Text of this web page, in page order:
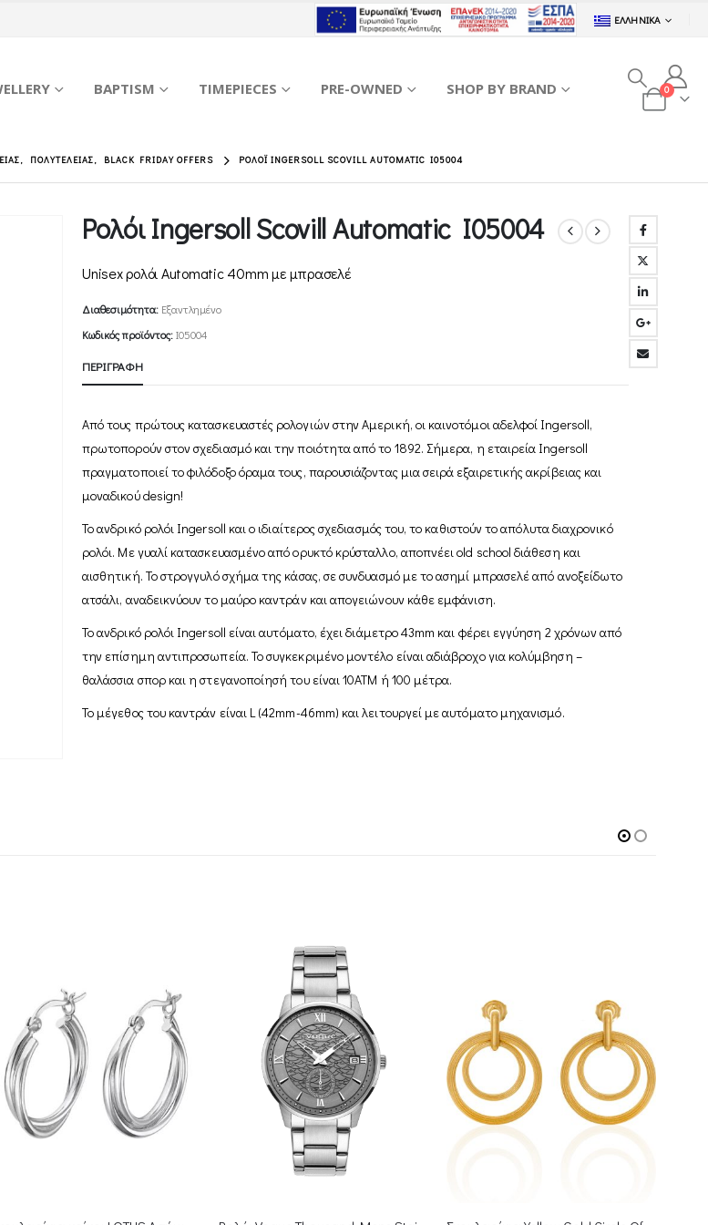
ΕΛΛΗΝΙΚΆ
BAPTISM TIMEPIECES PRE-OWNED SHOP BY BRAND 0
, ΠΟΛΥΤΕΛΕΊΑΣ, BLACK FRIDAY OFFERS ΡΟΛΌΙ INGERSOLL SCOVILL AUTOMATIC I05004
Ρολόι Ingersoll Scovill Automatic I05004
Unisex ρολόι Automatic 40mm με μπρασελέ
Διαθεσιμότητα: Εξαντλημένο
Κωδικός προϊόντος:I05004
ΠΕΡΙΓΡΑΦΉ
Από τους πρώτους κατασκευαστές ρολογιών στην Αμερική, οι καινοτόμοι αδελφοί Ingersoll,
πρωτοπορούν στον σχεδιασμό και την ποιότητα από το 1892. Σήμερα, η εταιρεία Ingersoll
πραγματοποιεί το φιλόδοξο όραμα τους, παρουσιάζοντας μια σειρά εξαιρετικής ακρίβειας και
μοναδικού design!
Το ανδρικό ρολόι Ingersoll και ο ιδιαίτερος σχεδιασμός του, το καθιστούν το απόλυτα διαχρονικό
ρολόι. Με γυαλί κατασκευασμένο από ορυκτό κρύσταλλο, αποπνέει old school διάθεση και
αισθητική. Το στρογγυλό σχήμα της κάσας, σε συνδυασμό με το ασημί μπρασελέ από ανοξείδωτο
ατσάλι, αναδεικνύουν το μαύρο καντράν και απογειώνουν κάθε εμφάνιση.
Το ανδρικό ρολόι Ingersoll είναι αυτόματο, έχει διάμετρο 43mm και φέρει εγγύηση 2 χρόνων από
την επίσημη αντιπροσωπεία. Το συγκεκριμένο μοντέλο είναι αδιάβροχο για κολύμβηση –
θαλάσσια σπορ και η στεγανοποίησή του είναι 10ΑΤΜ ή 100 μέτρα.
Το μέγεθος του καντράν είναι L (42mm-46mm) και λειτουργεί με αυτόματο μηχανισμό.